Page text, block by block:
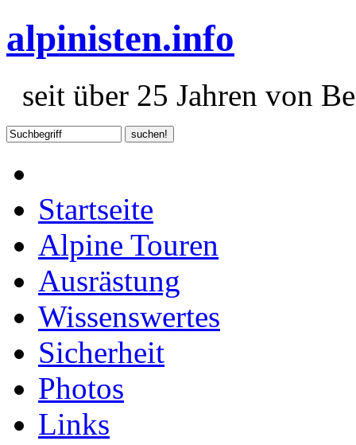
alpinisten.info
seit über 25 Jahren von
Startseite
Alpine Touren
Ausrästung
Wissenswertes
Sicherheit
Photos
Links